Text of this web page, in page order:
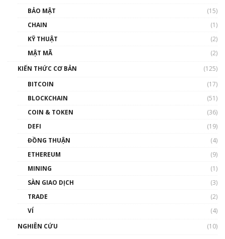
00:43:47
như thể nào?
00:39:31
Phổ cập Blockchain
thống & Crypto qua các cuộc chiến | Phổ cập
BẢO MẬT
(15)
CHAIN
(1)
KỸ THUẬT
(2)
MẬT MÃ
(2)
KIẾN THỨC CƠ BẢN
(125)
BITCOIN
(17)
BLOCKCHAIN
(51)
COIN & TOKEN
(36)
DEFI
(19)
ĐỒNG THUẬN
(4)
ETHEREUM
(9)
MINING
(1)
SÀN GIAO DỊCH
(3)
TRADE
(2)
VÍ
(4)
NGHIÊN CỨU
(10)